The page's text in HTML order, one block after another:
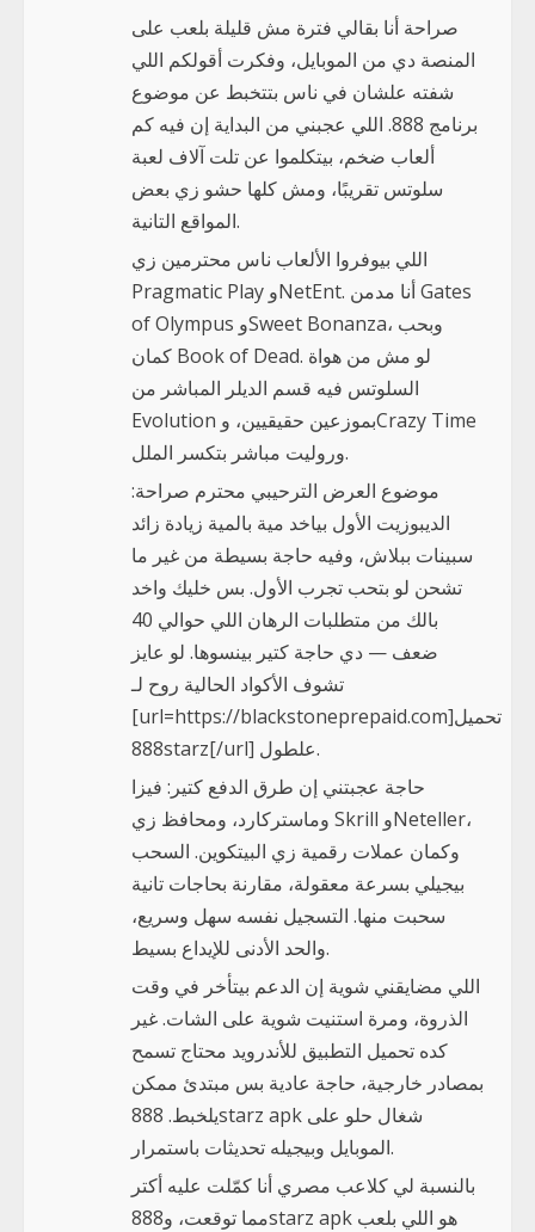
صراحة أنا بقالي فترة مش قليلة بلعب على
المنصة دي من الموبايل، وفكرت أقولكم اللي
شفته علشان في ناس بتتخبط عن موضوع
برنامج 888. اللي عجبني من البداية إن فيه كم
ألعاب ضخم، بيتكلموا عن تلت آلاف لعبة
سلوتس تقريبًا، ومش كلها حشو زي بعض
المواقع التانية.
اللي بيوفروا الألعاب ناس محترمين زي
Pragmatic Play وNetEnt. أنا مدمن Gates
of Olympus وSweet Bonanza، وبحب
كمان Book of Dead. لو مش من هواة
السلوتس فيه قسم الديلر المباشر من
Evolution بموزعين حقيقيين، وCrazy Time
وروليت مباشر بتكسر الملل.
موضوع العرض الترحيبي محترم صراحة:
الديبوزيت الأول بياخد مية بالمية زيادة زائد
سبينات ببلاش، وفيه حاجة بسيطة من غير ما
تشحن لو بتحب تجرب الأول. بس خليك واخد
بالك من متطلبات الرهان اللي حوالي 40
ضعف — دي حاجة كتير بينسوها. لو عايز
تشوف الأكواد الحالية روح لـ
[url=https://blackstoneprepaid.com]تحميل
888starz[/url] علطول.
حاجة عجبتني إن طرق الدفع كتير: فيزا
وماستركارد، ومحافظ زي Skrill وNeteller،
وكمان عملات رقمية زي البيتكوين. السحب
بيجيلي بسرعة معقولة، مقارنة بحاجات تانية
سحبت منها. التسجيل نفسه سهل وسريع،
والحد الأدنى للإيداع بسيط.
اللي مضايقني شوية إن الدعم بيتأخر في وقت
الذروة، ومرة استنيت شوية على الشات. غير
كده تحميل التطبيق للأندرويد محتاج تسمح
بمصادر خارجية، حاجة عادية بس مبتدئ ممكن
يلخبط. 888starz apk شغال حلو على
الموبايل وبيجيله تحديثات باستمرار.
بالنسبة لي كلاعب مصري أنا كمّلت عليه أكتر
مما توقعت، و888starz apk هو اللي بلعب